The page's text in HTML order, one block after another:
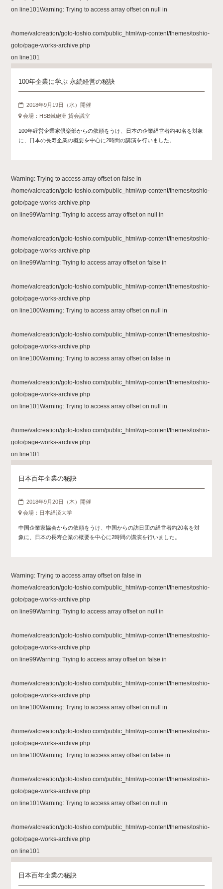
on line101Warning: Trying to access array offset on null in
/home/valcreation/goto-toshio.com/public_html/wp-content/themes/toshio-
goto/page-works-archive.php
on line101
100年企業に学ぶ 永続経営の秘訣
2018年9月19日（水）開催
会場：HSB鐵砲洲 貸会議室
100年経営企業家倶楽部からの依頼をうけ、日本の企業経営者約40名を対象
に、日本の長寿企業の概要を中心に2時間の講演を行いました。
Warning: Trying to access array offset on false in
/home/valcreation/goto-toshio.com/public_html/wp-content/themes/toshio-
goto/page-works-archive.php
on line99Warning: Trying to access array offset on null in
/home/valcreation/goto-toshio.com/public_html/wp-content/themes/toshio-
goto/page-works-archive.php
on line99Warning: Trying to access array offset on false in
/home/valcreation/goto-toshio.com/public_html/wp-content/themes/toshio-
goto/page-works-archive.php
on line100Warning: Trying to access array offset on null in
/home/valcreation/goto-toshio.com/public_html/wp-content/themes/toshio-
goto/page-works-archive.php
on line100Warning: Trying to access array offset on false in
/home/valcreation/goto-toshio.com/public_html/wp-content/themes/toshio-
goto/page-works-archive.php
on line101Warning: Trying to access array offset on null in
/home/valcreation/goto-toshio.com/public_html/wp-content/themes/toshio-
goto/page-works-archive.php
on line101
日本百年企業の秘訣
2018年9月20日（木）開催
会場：日本経済大学
中国企業家協会からの依頼をうけ、中国からの訪日団の経営者約20名を対
象に、日本の長寿企業の概要を中心に2時間の講演を行いました。
Warning: Trying to access array offset on false in
/home/valcreation/goto-toshio.com/public_html/wp-content/themes/toshio-
goto/page-works-archive.php
on line99Warning: Trying to access array offset on null in
/home/valcreation/goto-toshio.com/public_html/wp-content/themes/toshio-
goto/page-works-archive.php
on line99Warning: Trying to access array offset on false in
/home/valcreation/goto-toshio.com/public_html/wp-content/themes/toshio-
goto/page-works-archive.php
on line100Warning: Trying to access array offset on null in
/home/valcreation/goto-toshio.com/public_html/wp-content/themes/toshio-
goto/page-works-archive.php
on line100Warning: Trying to access array offset on false in
/home/valcreation/goto-toshio.com/public_html/wp-content/themes/toshio-
goto/page-works-archive.php
on line101Warning: Trying to access array offset on null in
/home/valcreation/goto-toshio.com/public_html/wp-content/themes/toshio-
goto/page-works-archive.php
on line101
日本百年企業の秘訣